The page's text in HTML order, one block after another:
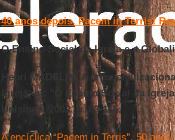
40 anos depois. Pacem in Terris!
O Ensino Social da Igreja e a
Henri MADELIN, A crise
Igreja, in:
"O Ensino Social da
Unisinos, 2002, p. 83-115.
A encíclica “Pacem in Terris”. 50 anos